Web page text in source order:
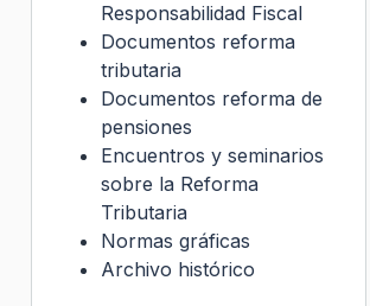
Responsabilidad Fiscal
Documentos reforma
tributaria
Documentos reforma de
pensiones
Encuentros y seminarios
sobre la Reforma
Tributaria
Normas gráficas
Archivo histórico